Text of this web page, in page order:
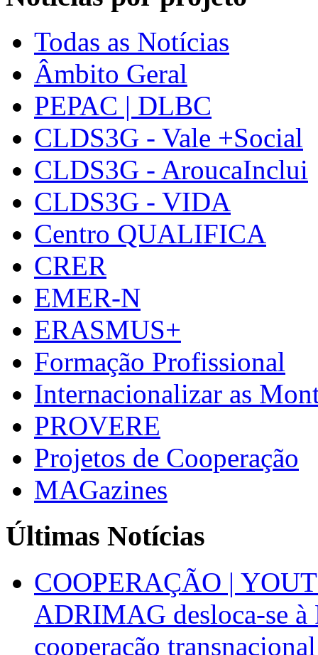
Todas as Notícias
Âmbito Geral
PEPAC | DLBC
CLDS3G - Vale +Social
CLDS3G - AroucaInclui
CLDS3G - VIDA
Centro QUALIFICA
CRER
EMER-N
ERASMUS+
Formação Profissional
Internacionalizar as
PROVERE
Projetos de Cooperação
MAGazines
Últimas Notícias
COOPERAÇÃO |
ADRIMAG desloca-se
cooperação transnacional